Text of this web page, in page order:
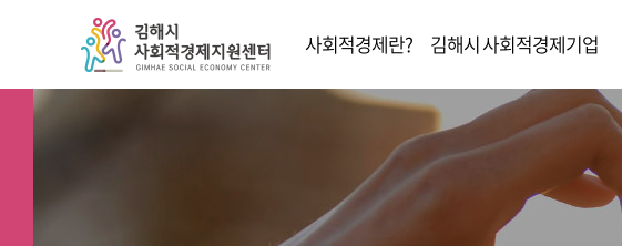
사회적경제란?
사회적기업
마을기업
협동조합
김해시 사회적경제기업
전체
협동조합